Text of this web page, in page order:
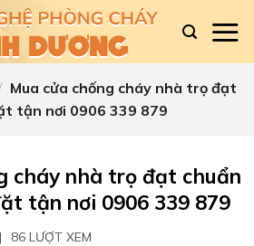
Mua cửa chống cháy nhà trọ đạt
tận nơi 0906 339 879
cháy nhà trọ đạt chuẩn
tận nơi 0906 339 879
| 86 LƯỢT XEM